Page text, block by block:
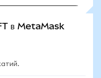
в MetaMask